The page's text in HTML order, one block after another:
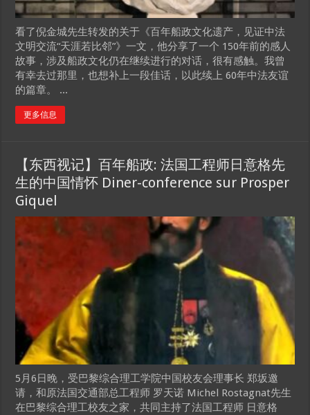
看了倪金城先生转发的关于《百年船政文化遗产，见证中法
文明交流“天涯若比邻”》一文，他分享了一个 150年前的感人
故事，涉及船政文化仍在继续进行的对话，很有感触。我曾
有幸去过那里，也想补上一段佳话，以此续上 60年中法友谊
的篇章。 ...
更多信息
【东西视记】百年船政: 法国工程师日意格先
生的中国情怀 Diner-conference sur Prosper
Giquel
5月6日晚，受巴黎综合理工学院中国校友会理事长 郑坂邀
请，和原法国交通部总工程师 罗天诺 Michel Rostagnat先生
在巴黎综合理工校友之家，共同主持了法国工程师 日意格